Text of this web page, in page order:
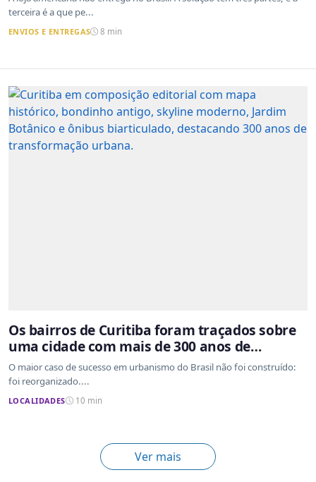
terceira é a que pe...
ENVIOS E ENTREGAS 8 min
Os bairros de Curitiba foram traçados sobre
uma cidade com mais de 300 anos de
ocupação desordenada
O maior caso de sucesso em urbanismo do Brasil não foi construído:
foi reorganizado....
LOCALIDADES 10 min
Ver mais